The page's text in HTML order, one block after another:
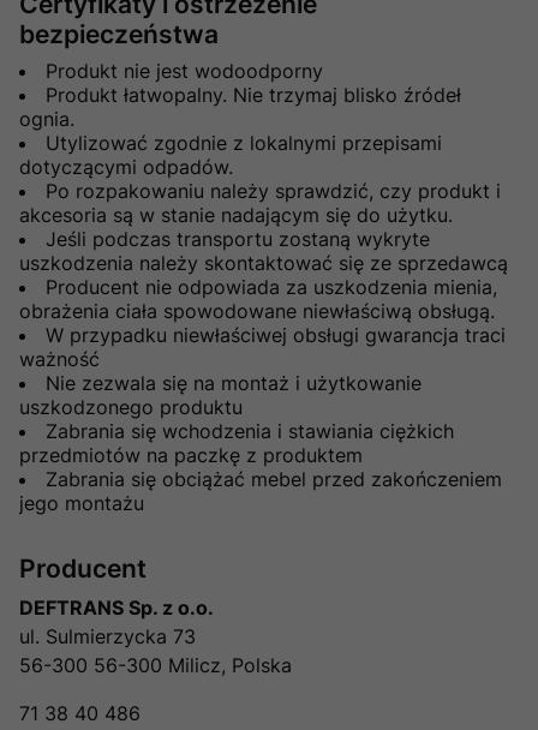
bezpieczeństwa
Produkt nie jest wodoodporny
Produkt łatwopalny. Nie trzymaj blisko źródeł
ognia.
Utylizować zgodnie z lokalnymi przepisami
dotyczącymi odpadów.
Po rozpakowaniu należy sprawdzić, czy produkt i
akcesoria są w stanie nadającym się do użytku.
Jeśli podczas transportu zostaną wykryte
uszkodzenia należy skontaktować się ze sprzedawcą
Producent nie odpowiada za uszkodzenia mienia,
obrażenia ciała spowodowane niewłaściwą obsługą.
W przypadku niewłaściwej obsługi gwarancja traci
ważność
Nie zezwala się na montaż i użytkowanie
uszkodzonego produktu
Zabrania się wchodzenia i stawiania ciężkich
przedmiotów na paczkę z produktem
Zabrania się obciążać mebel przed zakończeniem
jego montażu
Producent
DEFTRANS Sp. z o.o.
ul. Sulmierzycka 73
56-300 56-300 Milicz, Polska
71 38 40 486